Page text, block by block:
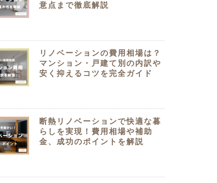
意点まで徹底解説
リノベーションの費用相場は？
マンション・戸建て別の内訳や
安く抑えるコツを完全ガイド
断熱リノベーションで快適な暮
らしを実現！費用相場や補助
金、成功のポイントを解説